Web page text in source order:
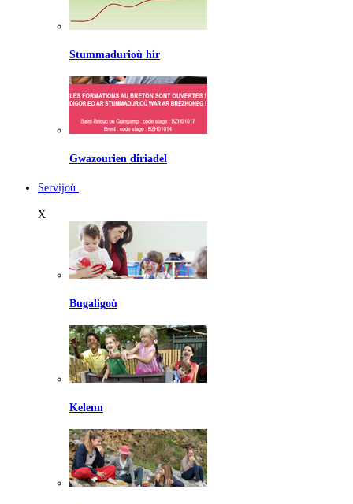
Stummadurioù hir
Gwazourien diriadel
Servijoù
X
Bugaligoù
Kelenn